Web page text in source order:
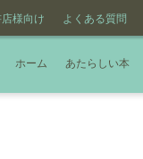
様向け よくある質問
ホーム あたらしい本